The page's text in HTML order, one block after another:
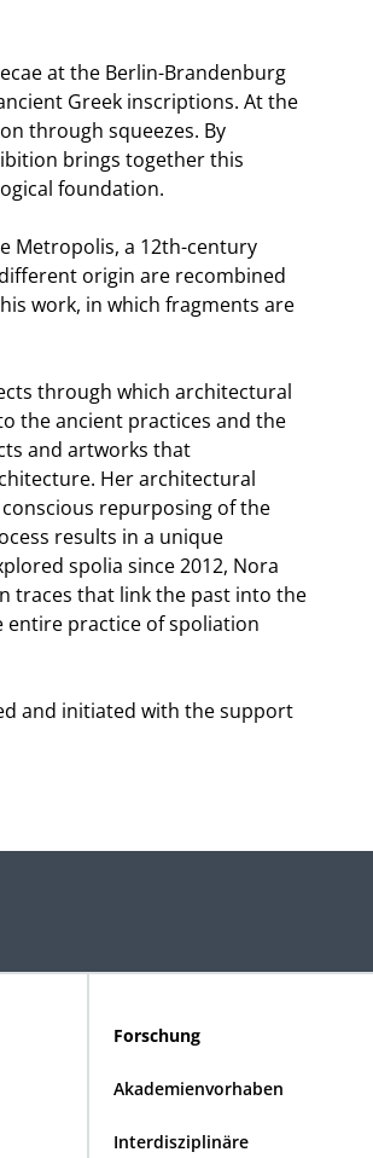
at the Berlin-Brandenburg
Greek inscriptions. At the
through squeezes. By
brings together this
foundation.
Metropolis, a 12th-century
origin are recombined
work, in which fragments are
through which architectural
the ancient practices and the
and artworks that
Her architectural
repurposing of the
results in a unique
spolia since 2012, Nora
traces that link the past into the
practice of spoliation
and initiated with the support
Forschung
Akademienvorhaben
Interdisziplinäre